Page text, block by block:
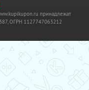
принадлежат
ОГРН 1127747063212